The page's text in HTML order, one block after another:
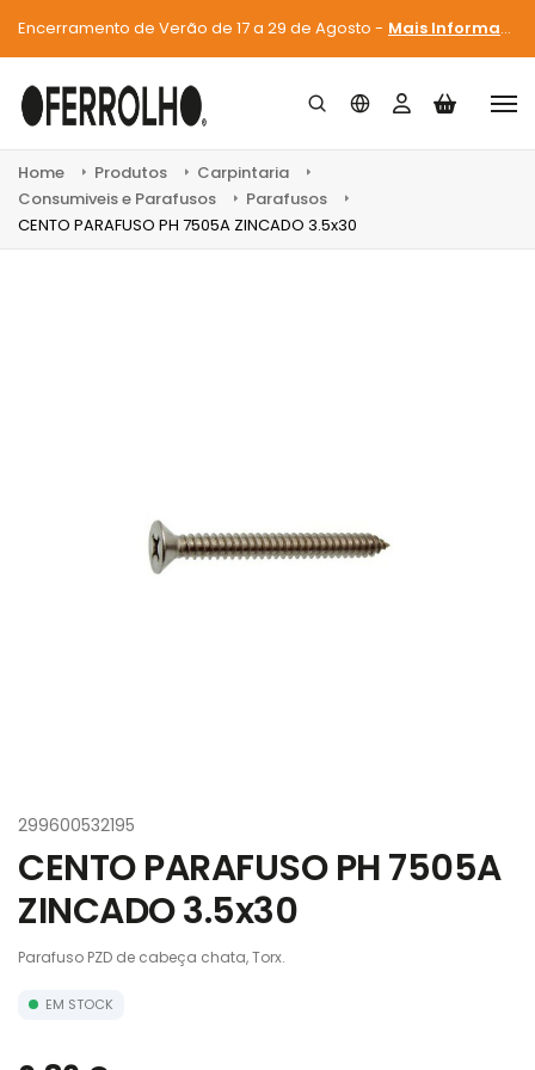
Encerramento de Verão de 17 a 29 de Agosto - Mais Informações
Home Produtos
Carpintaria
Consumiveis e Parafusos
Parafusos
CENTO PARAFUSO PH 7505A ZINCADO 3.5x30
299600532195
CENTO PARAFUSO PH 7505A
ZINCADO 3.5x30
Parafuso PZD de cabeça chata, Torx.
EM STOCK